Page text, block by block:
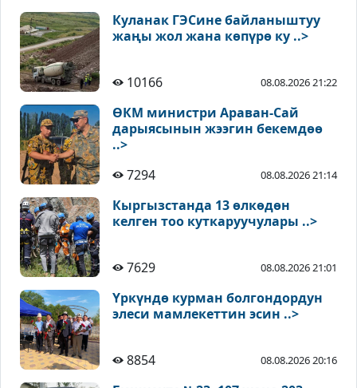
Куланак ГЭСине байланыштуу
жаңы жол жана көпүрө ку ..>
10166 08.08.2026 21:22
ӨКМ министри Араван-Сай
дарыясынын жээгин бекемдөө
..>
7294
08.08.2026 21:14
Кыргызстанда 13 өлкөдөн
келген тоо куткаруучулары ..>
7629 08.08.2026 21:01
Үркүндө курман болгондордун
элеси мамлекеттин эсин ..>
8854 08.08.2026 20:16